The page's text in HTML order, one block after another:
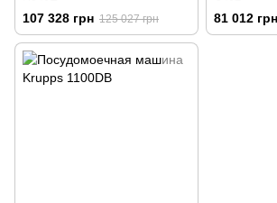
107 328 грн 125 027 грн 81 012 грн